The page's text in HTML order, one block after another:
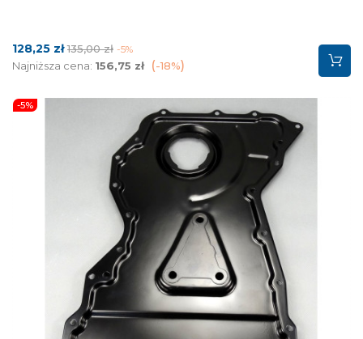
Cena
128,25 złCena
podstawowa
135,00 zł -5%
Najniższa cena: 156,75 zł -18%
-5%